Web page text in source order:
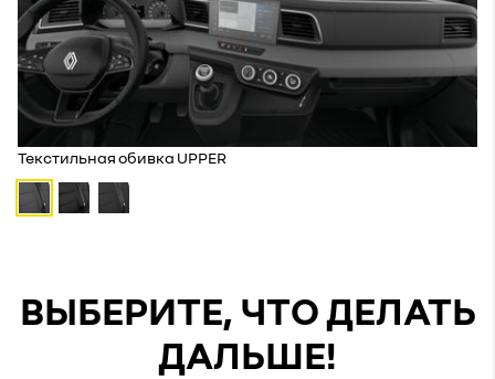
Текстильная обивка UPPER
ВЫБЕРИТЕ, ЧТО ДЕЛАТЬ
ДАЛЬШЕ!